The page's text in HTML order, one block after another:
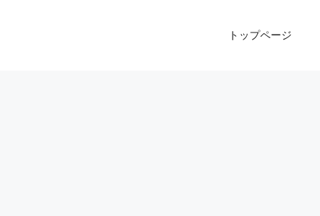
トップページ